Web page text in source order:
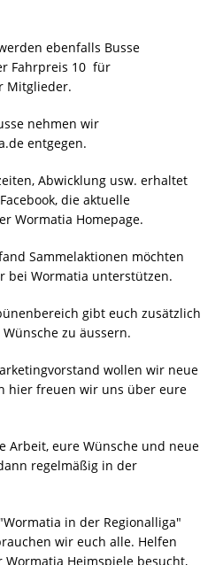
ebenfalls Busse
Fahrpreis 10  für
Mitglieder.
nehmen wir
entgegen.
Abwicklung usw. erhaltet
die aktuelle
Wormatia Homepage.
Sammelaktionen möchten
bei Wormatia unterstützen.
gibt euch zusätzlich
zu äussern.
wollen wir neue
hier freuen wir uns über eure
Arbeit, eure Wünsche und neue
regelmäßig in der
in der Regionalliga"
wir euch alle. Helfen
Heimspiele besucht,